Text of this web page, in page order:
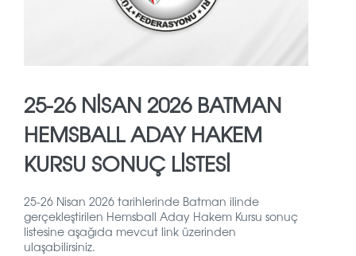
25-26 NİSAN 2026 BATMAN
HEMSBALL ADAY HAKEM
KURSU SONUÇ LİSTESİ
25-26 Nisan 2026 tarihlerinde Batman ilinde
gerçekleştirilen Hemsball Aday Hakem Kursu sonuç
listesine aşağıda mevcut link üzerinden
ulaşabilirsiniz.